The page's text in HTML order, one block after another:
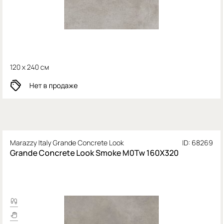
120 x 240 см
Нет в продаже
Marazzy Italy Grande Concrete Look ID: 68269
Grande Concrete Look Smoke M0Tw 160X320